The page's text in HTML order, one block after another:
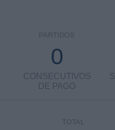
PARTIDOS
0
CONSECUTIVOS
DE PAGO
TOTAL